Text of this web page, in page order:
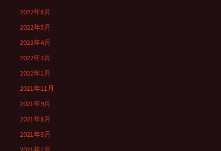
2022年8月
2022年5月
2022年4月
2022年3月
2022年1月
2021年11月
2021年9月
2021年8月
2021年3月